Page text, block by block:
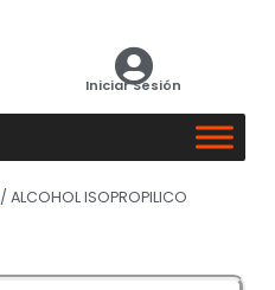
Iniciar Sesión
/ ALCOHOL ISOPROPILICO